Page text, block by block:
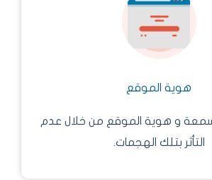
هوية الموقع
و هوية الموقع من خلال عدم
التأثر بتلك الهجمات.